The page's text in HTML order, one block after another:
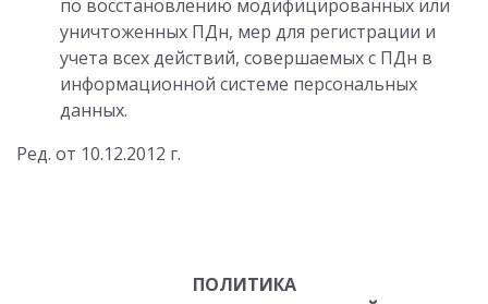
по восстановлению модифицированных или
уничтоженных ПДн, мер для регистрации и
учета всех действий, совершаемых с ПДн в
информационной системе персональных
данных.
Ред. от 10.12.2012 г.
ПОЛИТИКА